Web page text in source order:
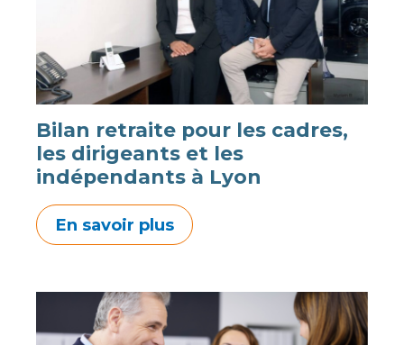
Bilan retraite pour les cadres,
les dirigeants et les
indépendants à Lyon
En savoir plus